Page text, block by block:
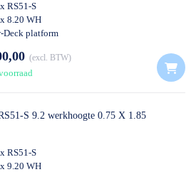
RS51-S
8.20 WH
Deck platform
excl. BTW
S 9.2 werkhoogte 0.75 X 1.85
RS51-S
9.20 WH